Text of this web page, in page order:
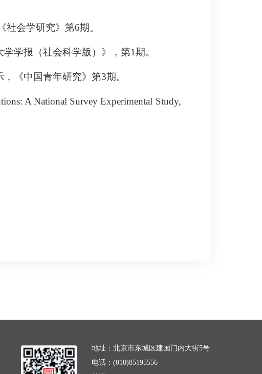
社会学研究》第6期。
学学报（社会科学版）》，第1期。
，《中国青年研究》第3期。
A National Survey Experimental Study,
地址：北京市东城区建国门内大街5号
电话：(010)85195556